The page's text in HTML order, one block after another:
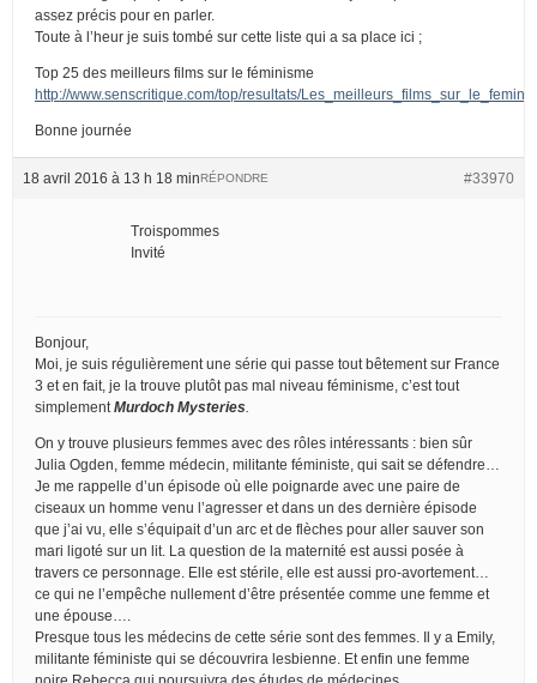
assez précis pour en parler.
Toute à l’heur je suis tombé sur cette liste qui a sa place ici ;
Top 25 des meilleurs films sur le féminisme
http://www.senscritique.com/top/resultats/
Bonne journée
18 avril 2016 à 13 h 18 min #33970
RÉPONDRE
Troispommes
Invité
Bonjour,
Moi, je suis régulièrement une série qui passe tout bêtement sur France
3 et en fait, je la trouve plutôt pas mal niveau féminisme, c’est tout
simplement Murdoch Mysteries
On y trouve plusieurs femmes avec des rôles intéressants : bien sûr
Julia Ogden, femme médecin, militante féministe, qui sait se défendre…
Je me rappelle d’un épisode où elle poignarde avec une paire de
ciseaux un homme venu l’agresser et dans un des dernière épisode
que j’ai vu, elle s’équipait d’un arc et de flèches pour aller sauver son
mari ligoté sur un lit. La question de la maternité est aussi posée à
travers ce personnage. Elle est stérile, elle est aussi pro-avortement…
ce qui ne l’empêche nullement d’être présentée comme une femme et
une épouse….
Presque tous les médecins de cette série sont des femmes. Il y a Emily,
militante féministe qui se découvrira lesbienne. Et enfin une femme